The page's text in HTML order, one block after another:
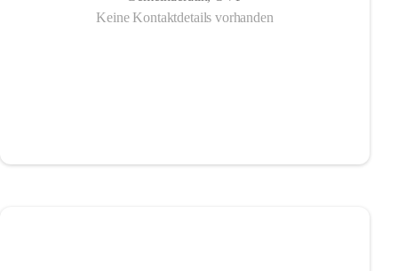
Keine Kontaktdetails vorhanden